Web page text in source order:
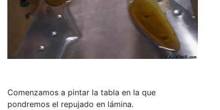
Comenzamos a pintar la tabla en la que
pondremos el repujado en lámina.